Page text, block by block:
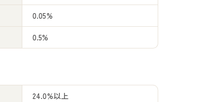
0.05%
0.5%
24.0%以上